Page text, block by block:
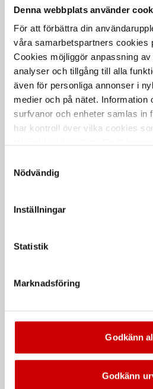
Denna webbplats använder
För att förbättra din
våra samarbetspartners cookies
Cookies möjliggör anpassning
analyser och tillgång till alla
även för personliga annonser i
medier och på nätet. Information
surfvanor och enheter samlas in
har kontroll över vilka cookies
länder utanför EU med olika
att godkänna samtycker du till
Nödvändig
Inställningar
Statistik
Marknadsföring
Godkänn
Godkänn
Skydds- och reparationslack
De som köpte, köpte även
För